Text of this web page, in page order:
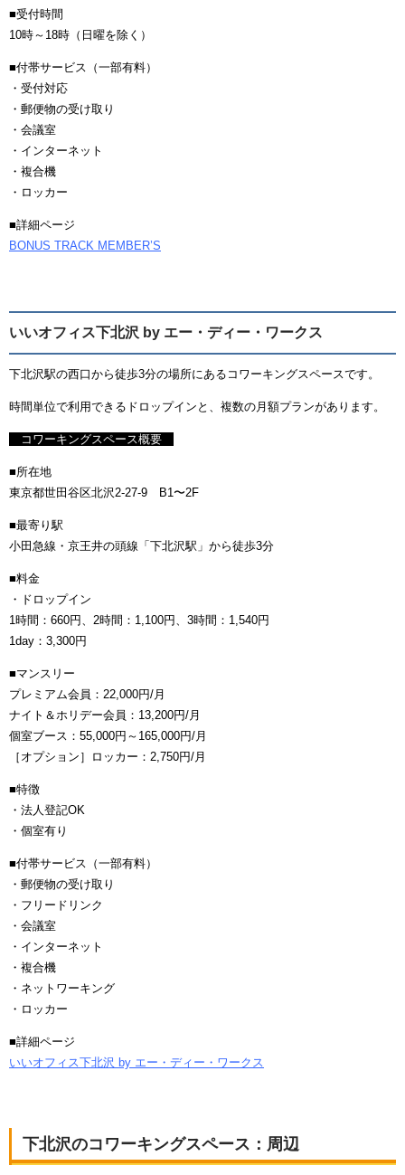
■受付時間
10時～18時（日曜を除く）
■付帯サービス（一部有料）
・受付対応
・郵便物の受け取り
・会議室
・インターネット
・複合機
・ロッカー
■詳細ページ
BONUS TRACK MEMBER’S
いいオフィス下北沢 by エー・ディー・ワークス
下北沢駅の西口から徒歩3分の場所にあるコワーキングスペースです。
時間単位で利用できるドロップインと、複数の月額プランがあります。
コワーキングスペース概要
■所在地
東京都世田谷区北沢2-27-9 B1〜2F
■最寄り駅
小田急線・京王井の頭線「下北沢駅」から徒歩3分
■料金
・ドロップイン
1時間：660円、2時間：1,100円、3時間：1,540円
1day：3,300円
■マンスリー
プレミアム会員：22,000円/月
ナイト＆ホリデー会員：13,200円/月
個室ブース：55,000円～165,000円/月
［オプション］ロッカー：2,750円/月
■特徴
・法人登記OK
・個室有り
■付帯サービス（一部有料）
・郵便物の受け取り
・フリードリンク
・会議室
・インターネット
・複合機
・ネットワーキング
・ロッカー
■詳細ページ
いいオフィス下北沢 by エー・ディー・ワークス
下北沢のコワーキングスペース：周辺